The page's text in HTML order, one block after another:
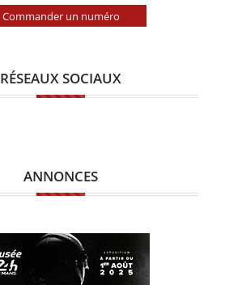
Commander un numéro
RÉSEAUX SOCIAUX
ANNONCES